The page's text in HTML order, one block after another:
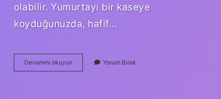
olabilir. Yumurtayı bir kaseye
koyduğunuzda, hafif…
Devamını okuyun
Yumurta
Yorum Bırak